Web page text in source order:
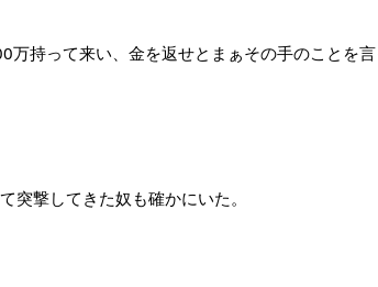
持って来い、金を返せとまぁその手のことを言
突撃してきた奴も確かにいた。